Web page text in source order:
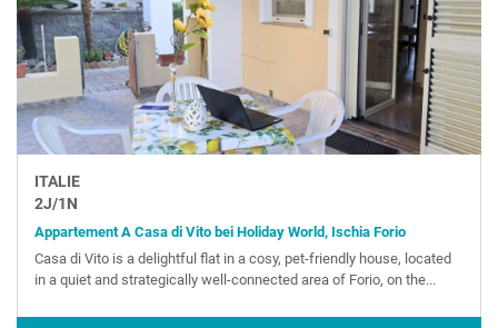
ITALIE
2J/1N
Appartement A Casa di Vito bei Holiday World, Ischia Forio
Casa di Vito is a delightful flat in a cosy, pet-friendly house, located
in a quiet and strategically well-connected area of Forio, on the...